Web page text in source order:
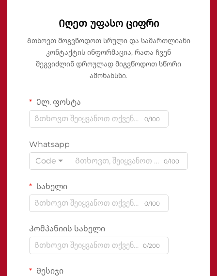
Იღეთ უფასო ციფრი
Გთხოვთ მოგვწოდოთ სრული და სამართლიანი
კონტაქტის ინფორმაცია, რათა ჩვენ
შეგვიძლინ დროულად მიგვწოდოთ სწორი
ამონახსნი.
Ელ. ფოსტა
0/100
Whatsapp
Code
0/100
Სახელი
0/100
Კომპანიის სახელი
0/200
Მესიჯი